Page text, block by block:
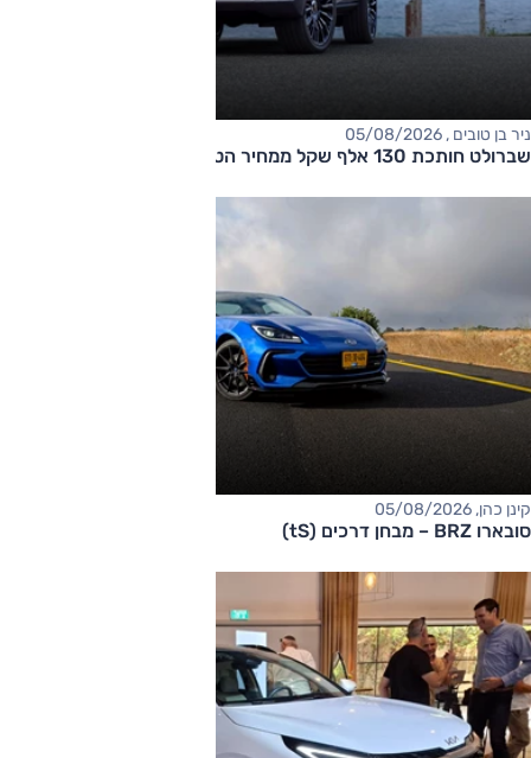
ניר בן טובים , 05/08/2026
שברולט חותכת 130 אלף שקל ממחיר הטאהו
קינן כהן, 05/08/2026
סובארו BRZ – מבחן דרכים (tS)